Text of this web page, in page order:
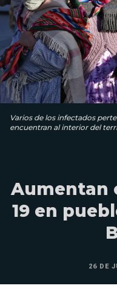
Varios de los infectados
encuentran al interior del
Aumentan
19 en
26 DE